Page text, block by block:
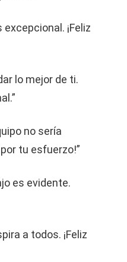
¡Feliz
lo mejor de ti.
no sería
tu esfuerzo!”
es evidente.
a todos. ¡Feliz